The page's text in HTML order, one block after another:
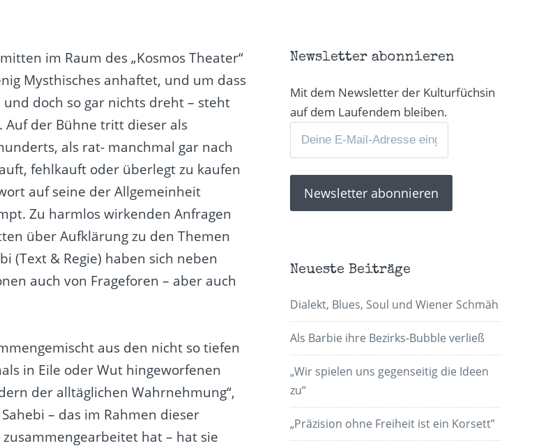
im Raum des „Kosmos Theater“
Mysthisches anhaftet, und um dass
doch so gar nichts dreht – steht
Auf der Bühne tritt dieser als
als rat- manchmal gar nach
fehlkauft oder überlegt zu kaufen
auf seine der Allgemeinheit
Zu harmlos wirkenden Anfragen
über Aufklärung zu den Themen
(Text & Regie) haben sich neben
auch von Frageforen – aber auch
aus den nicht so tiefen
in Eile oder Wut hingeworfenen
der alltäglichen Wahrnehmung“,
– das im Rahmen dieser
hat – hat sie
Newsletter abonnieren
Mit dem Newsletter der Kulturfüchsin
auf dem Laufendem bleiben.
Neueste Beiträge
Dialekt, Blues, Soul und Wiener Schmäh
Als Barbie ihre Bezirks-Bubble verließ
„Wir spielen uns gegenseitig die Ideen
zu“
„Präzision ohne Freiheit ist ein Korsett”